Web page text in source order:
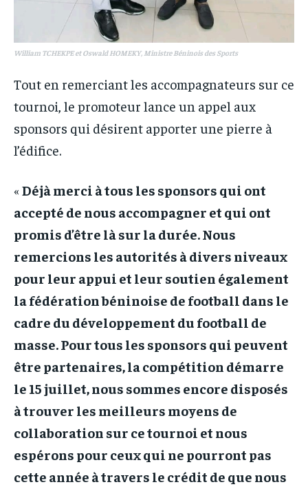
William TCHEKPE et Oswald HOMEKY, Ministre Béninois des Sports
Tout en remerciant les accompagnateurs sur ce
tournoi, le promoteur lance un appel aux
sponsors qui désirent apporter une pierre à
l’édifice.
« Déjà merci à tous les sponsors qui ont
accepté de nous accompagner et qui ont
promis d’être là sur la durée. Nous
remercions les autorités à divers niveaux
pour leur appui et leur soutien également
la fédération béninoise de football dans le
cadre du développement du football de
masse. Pour tous les sponsors qui peuvent
être partenaires, la compétition démarre
le 15 juillet, nous sommes encore disposés
à trouver les meilleurs moyens de
collaboration sur ce tournoi et nous
espérons pour ceux qui ne pourront pas
cette année à travers le crédit de que nous